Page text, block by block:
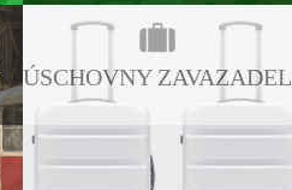
ÚSCHOVNY ZAVAZADEL